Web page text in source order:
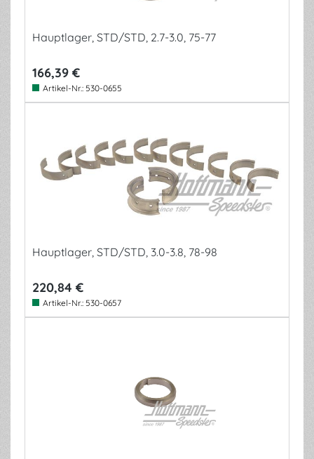
Hauptlager, STD/STD, 2.7-3.0, 75-77
166,39 €
Artikel-Nr.: 530-0655
Hauptlager, STD/STD, 3.0-3.8, 78-98
220,84 €
Artikel-Nr.: 530-0657